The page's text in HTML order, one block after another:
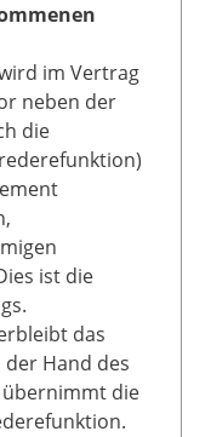
im Vertrag
neben der
die
ist die
das
Hand des
übernimmt die